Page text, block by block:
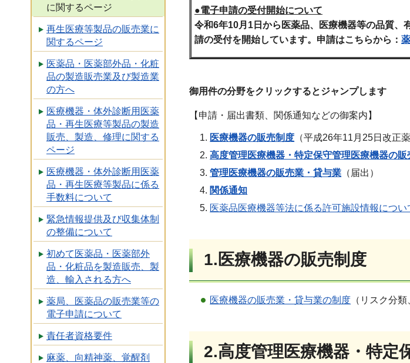
に関するページ
再生医療等製品の販売業に
関するページ
医薬品・医薬部外品・化粧
品の製造販売業及び製造業
の方へ
医療機器・体外診断用医薬
品・再生医療等製品の製造
販売、製造、修理に関する
ページ
医療機器・体外診断用医薬
品・再生医療等製品に係る
手数料について
緊急情報提供及び収集体制
の整備について
初めて医薬品・医薬部外
品・化粧品を製造販売、製
造、輸入される方へ
薬局、医薬品の販売業等の
電子申請について
責任者資格要件
麻薬、向精神薬、覚醒剤
●電子申請の受付開始について
令和6年10月1日から医薬品、医療機器等の品質、
請の受付を開始しています。 申請はこちらから：
御用件の分野をクリックするとジャンプします
【申請・届出書類、関係通知などの御案内】
医療機器の販売制度 （平成26年11月25日改正
高度管理医療機器・特定保守管理医療機器の販
管理医療機器の販売業・貸与業 （届出）
関係通知
医薬品医療機器等法に係る許可施設情報につい
1.医療機器の販売制度
医療機器の販売業・貸与業の制度 （リスク分
2.高度管理医療機器・特定